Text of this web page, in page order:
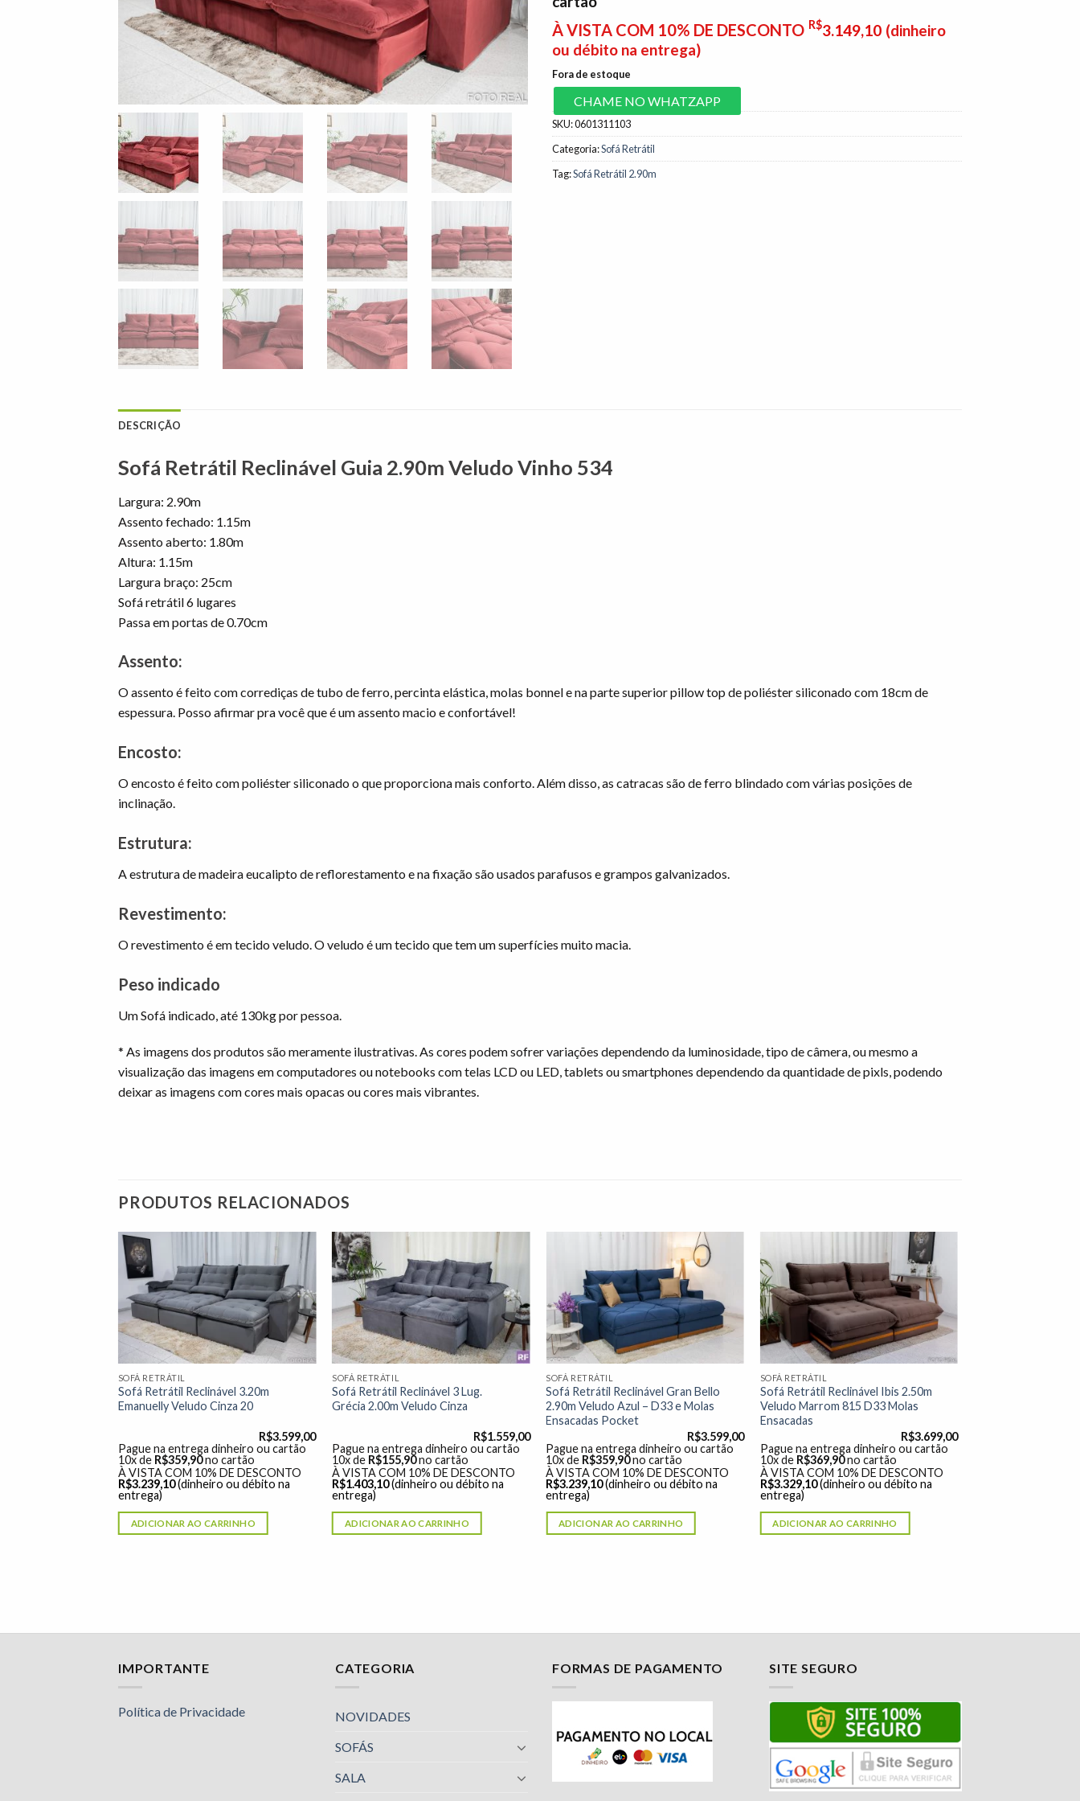
À VISTA COM 10% DE DESCONTO R$3.149,10 (dinheiro
ou débito na entrega)
Fora de estoque
CHAME NO WHATZAPP
SKU:0601311103
Categoria:Sofá Retrátil
Tag:Sofá Retrátil 2.90m
DESCRIÇÃO
Sofá Retrátil Reclinável Guia 2.90m Veludo Vinho 534
Largura: 2.90m
Assento fechado: 1.15m
Assento aberto: 1.80m
Altura: 1.15m
Largura braço: 25cm
Sofá retrátil 6 lugares
Passa em portas de 0.70cm
Assento:
O assento é feito com corrediças de tubo de ferro, percinta elástica, molas bonnel e na parte superior pillow top de poliéster siliconado com 18cm de
espessura. Posso afirmar pra você que é um assento macio e confortável!
Encosto:
O encosto é feito com poliéster siliconado o que proporciona mais conforto. Além disso, as catracas são de ferro blindado com várias posições de
inclinação.
Estrutura:
A estrutura de madeira eucalipto de reflorestamento e na fixação são usados parafusos e grampos galvanizados.
Revestimento:
O revestimento é em tecido veludo. O veludo é um tecido que tem um superfícies muito macia.
Peso indicado
Um Sofá indicado, até 130kg por pessoa.
* As imagens dos produtos são meramente ilustrativas. As cores podem sofrer variações dependendo da luminosidade, tipo de câmera, ou mesmo a
visualização das imagens em computadores ou notebooks com telas LCD ou LED, tablets ou smartphones dependendo da quantidade de pixls, podendo
deixar as imagens com cores mais opacas ou cores mais vibrantes.
PRODUTOS RELACIONADOS
Adicionar
à lista de
desejos"
SOFÁ RETRÁTIL
Sofá Retrátil Reclinável 3.20m
Emanuelly Veludo Cinza 20
R$3.599,00
Pague na entrega dinheiro ou cartão
10x de R$359,90no cartão
À VISTA COM 10% DE DESCONTO
R$3.239,10(dinheiro ou débito na
entrega)
ADICIONAR AO CARRINHO
Adicionar
à lista de
desejos"
SOFÁ RETRÁTIL
Sofá Retrátil Reclinável 3 Lug.
Grécia 2.00m Veludo Cinza
R$1.559,00
Pague na entrega dinheiro ou cartão
10x de R$155,90no cartão
À VISTA COM 10% DE DESCONTO
R$1.403,10(dinheiro ou débito na
entrega)
ADICIONAR AO CARRINHO
Adicionar
à lista de
desejos"
SOFÁ RETRÁTIL
Sofá Retrátil Reclinável Gran Bello
2.90m Veludo Azul – D33 e Molas
Ensacadas Pocket
R$3.599,00
Pague na entrega dinheiro ou cartão
10x de R$359,90no cartão
À VISTA COM 10% DE DESCONTO
R$3.239,10(dinheiro ou débito na
entrega)
ADICIONAR AO CARRINHO
Adicionar
à lista de
desejos"
SOFÁ RETRÁTIL
Sofá Retrátil Reclinável Ibis 2.50m
Veludo Marrom 815 D33 Molas
Ensacadas
R$3.699,00
Pague na entrega dinheiro ou cartão
10x de R$369,90 no cartão
À VISTA COM 10% DE DESCONTO
R$3.329,10 (dinheiro ou débito na
entrega)
ADICIONAR AO CARRINHO
IMPORTANTE
Política de Privacidade
CATEGORIA
NOVIDADES
SOFÁS
SALA
FORMAS DE PAGAMENTO SITE SEGURO
para responder às suas perguntas. Pergunte-